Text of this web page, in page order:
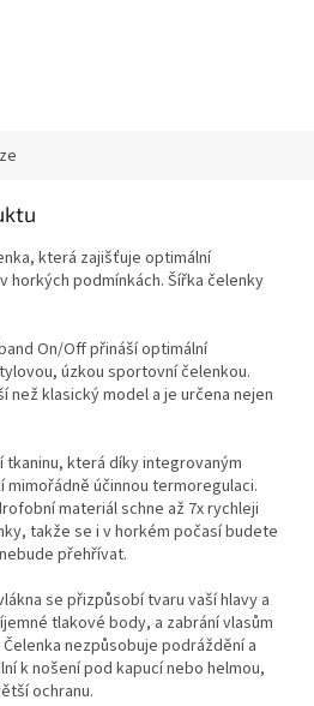
která zajišťuje optimální
horkých podmínkách. Šířka čelenky
On/Off přináší optimální
úzkou sportovní čelenkou.
než klasický model a je určena nejen
tkaninu, která díky integrovaným
účinnou termoregulaci.
materiál schne až 7x rychleji
takže se i v horkém počasí budete
přehřívat.
se přizpůsobí tvaru vaší hlavy a
tlakové body, a zabrání vlasům
nezpůsobuje podráždění a
k nošení pod kapucí nebo helmou,
ochranu.